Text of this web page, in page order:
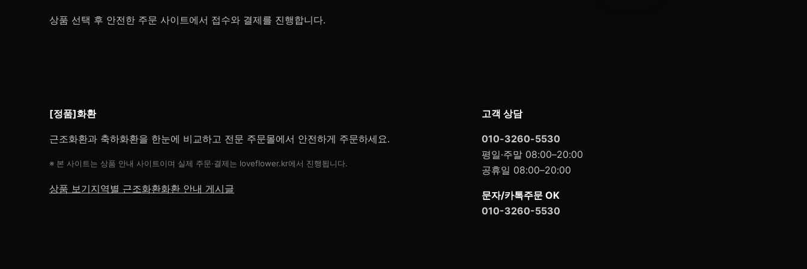
상품 선택 후 안전한 주문 사이트에서 접수와 결제를 진행합니다.
[정품]화환
근조화환과 축하화환을 한눈에 비교하고 전문 주문몰에서 안전하게 주문하세요.
※ 본 사이트는 상품 안내 사이트이며 실제 주문·결제는 loveflower.kr에서 진행됩니다.
상품 보기지역별 근조화환화환 안내 게시글
고객 상담
010-3260-5530
평일·주말 08:00–20:00
공휴일 08:00–20:00
문자/카톡주문 OK
010-3260-5530